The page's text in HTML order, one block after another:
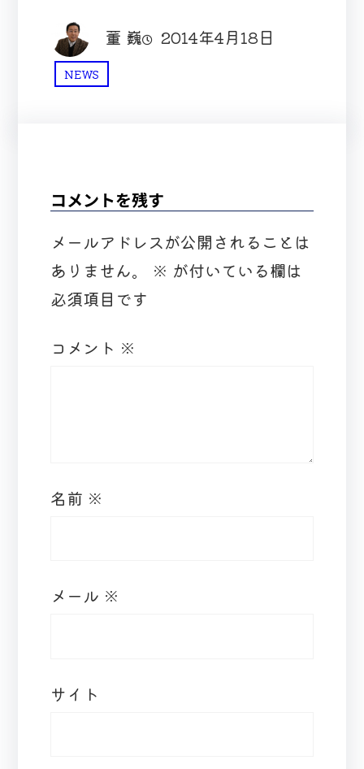
董 巍 2014年4月18日
NEWS
コメントを残す
メールアドレスが公開されることは
ありません。
※ が付いている欄は
必須項目です
コメント ※
名前 ※
メール ※
サイト